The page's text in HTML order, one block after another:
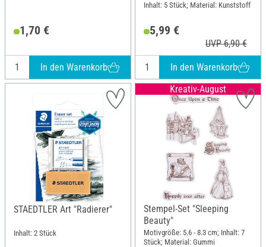
1,70 €
In den Warenkorb
Inhalt: 5 Stück; Material: Kunststoff
5,99 €
UVP 6,90 €
In den Warenkorb
STAEDTLER Art "Radierer"
Inhalt: 2 Stück
Kreativ-August
Stempel-Set "Sleeping
Beauty"
Motivgröße: 5.6 - 8.3 cm; Inhalt: 7
Stück; Material: Gummi